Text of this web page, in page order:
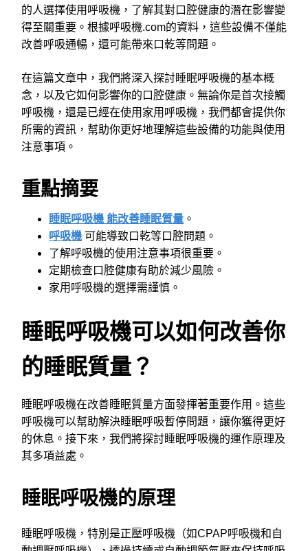
的人選擇使用呼吸機，了解其對口腔健康的潛在影響變
得至關重要。根據呼吸機.com的資料，這些設備不僅能
改善呼吸通暢，還可能帶來口乾等問題。
在這篇文章中，我們將深入探討睡眠呼吸機的基本概
念，以及它如何影響你的口腔健康。無論你是首次接觸
呼吸機，還是已經在使用家用呼吸機，我們都會提供你
所需的資訊，幫助你更好地理解這些設備的功能與使用
注意事項。
重點摘要
睡眠呼吸機 能改善睡眠質量 。
呼吸機 可能導致口乾等口腔問題。
了解呼吸機的使用注意事項很重要。
定期檢查口腔健康有助於減少風險。
家用呼吸機的選擇需謹慎。
睡眠呼吸機可以如何改善你
的睡眠質量？
睡眠呼吸機在改善睡眠質量方面發揮著重要作用。這些
呼吸機可以幫助解決睡眠呼吸暫停問題，讓你獲得更好
的休息。接下來，我們將探討睡眠呼吸機的運作原理及
其多項益處。
睡眠呼吸機的原理
睡眠呼吸機，特別是正壓呼吸機（如CPAP呼吸機和自